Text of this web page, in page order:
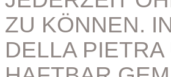
ZU KÖNNEN.
DELLA